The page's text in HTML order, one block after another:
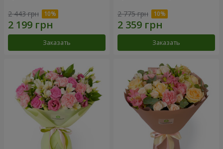
2 443 грн
Заказать
2 775 грн
Заказать